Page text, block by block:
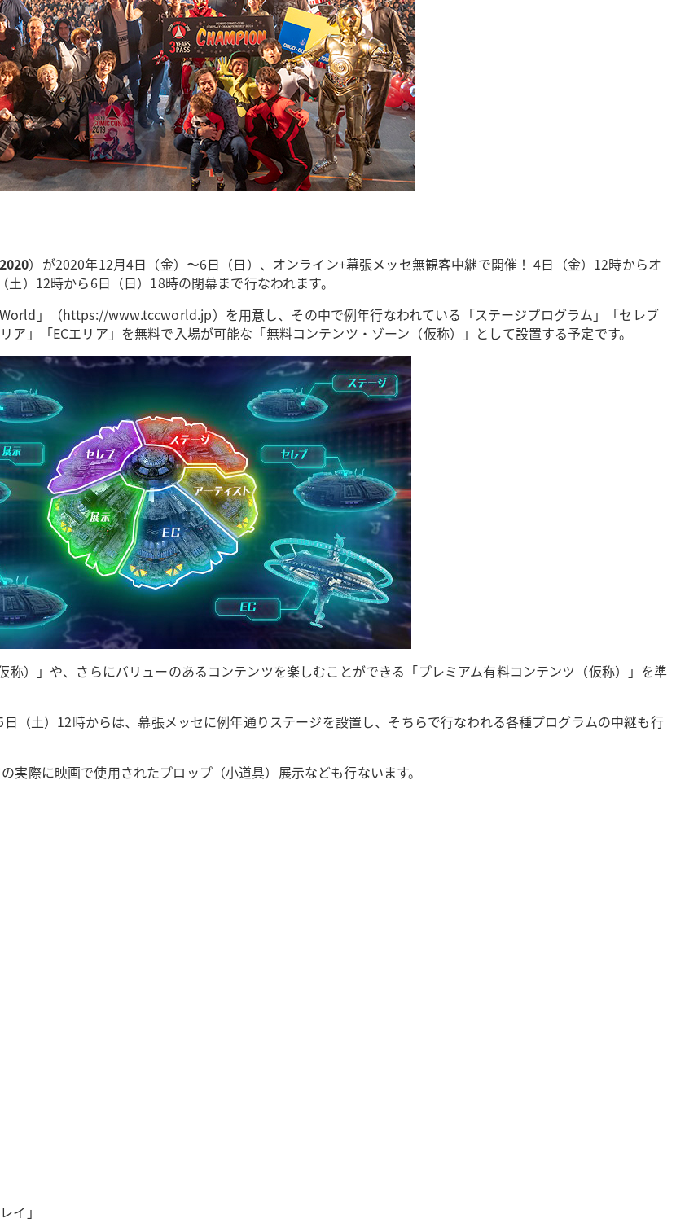
）が2020年12月4日（金）〜6日（日）、オンライン+幕張メッセ無観客中継で開催！ 4日（金）12時からオ
）12時から6日（日）18時の閉幕まで行なわれます。
」（https://www.tccworld.jp）を用意し、その中で例年行なわれている「ステージプログラム」「セレブ
」「ECエリア」を無料で入場が可能な「無料コンテンツ・ゾーン（仮称）」として設置する予定です。
）」や、さらにバリューのあるコンテンツを楽しむことができる「プレミアム有料コンテンツ（仮称）」を準
（土）12時からは、幕張メッセに例年通りステージを設置し、そちらで行なわれる各種プログラムの中継も行
際に映画で使用されたプロップ（小道具）展示なども行ないます。
イ」